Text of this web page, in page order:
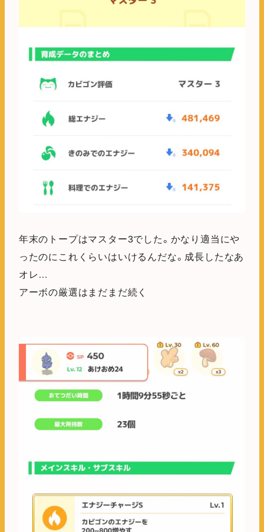
年末のトープはマスター3でした。かなり適当にや
ったのにこれくらいはいけるんだな。成長したなあ
オレ…
アーボの厳選はまだまだ続く